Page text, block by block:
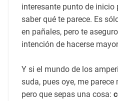
interesante punto de inicio
saber qué te parece. Es
en pañales, pero te
intención de hacerse
Y si el mundo de los
suda, pues oye, me
pero que sepas una cosa: